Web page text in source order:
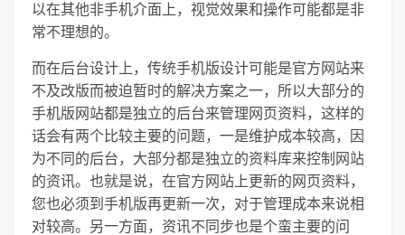
以在其他非手机介面上，视觉效果和操作可能都是非
常不理想的。
而在后台设计上，传统手机版设计可能是官方网站来
不及改版而被迫暂时的解决方案之一，所以大部分的
手机版网站都是独立的后台来管理网页资料，这样的
话会有两个比较主要的问题，一是维护成本较高，因
为不同的后台，大部分都是独立的资料库来控制网站
的资讯。也就是说，在官方网站上更新的网页资料，
您也必须到手机版再更新一次，对于管理成本来说相
对较高。另一方面，资讯不同步也是个蛮主要的问